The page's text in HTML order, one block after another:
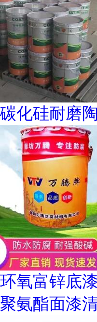
碳化硅耐磨
环氧富锌底
聚氨酯面漆